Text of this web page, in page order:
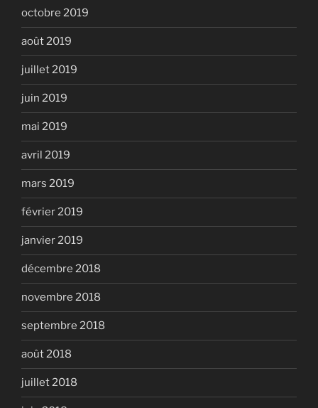
octobre 2019
août 2019
juillet 2019
juin 2019
mai 2019
avril 2019
mars 2019
février 2019
janvier 2019
décembre 2018
novembre 2018
septembre 2018
août 2018
juillet 2018